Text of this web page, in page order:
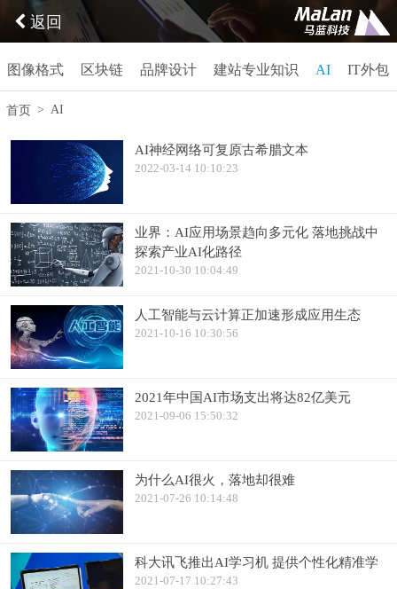
返回
图像格式 区块链 品牌设计 建站专业知识 AI IT外包
首页 > AI
AI神经网络可复原古希腊文本
2022-03-14 10:10:23
业界：AI应用场景趋向多元化 落地挑战中
探索产业AI化路径
2021-10-30 10:04:49
人工智能与云计算正加速形成应用生态
2021-10-16 10:30:56
2021年中国AI市场支出将达82亿美元
2021-09-06 15:50:32
为什么AI很火，落地却很难
2021-07-26 10:14:48
科大讯飞推出AI学习机 提供个性化精准学
2021-07-17 10:27:43